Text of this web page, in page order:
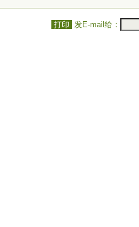
打印 发E-mail给：